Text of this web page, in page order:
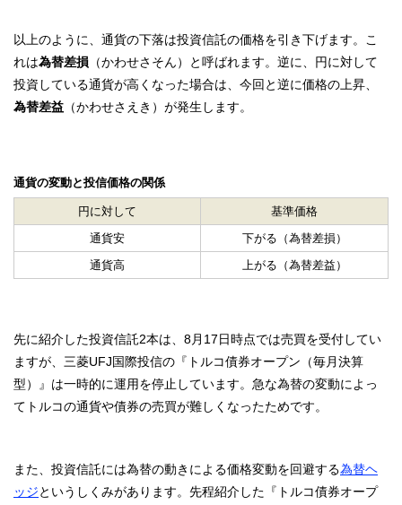
以上のように、通貨の下落は投資信託の価格を引き下げます。こ
れは為替差損 （かわせさそん）と呼ばれます。逆に、円に対して
投資している通貨が高くなった場合は、今回と逆に価格の上昇、
為替差益 （かわせさえき）が発生します。
通貨の変動と投信価格の関係
円に対して
基準価格
通貨安
下がる（為替差損）
通貨高
上がる（為替差益）
先に紹介した投資信託2本は、8月17日時点では売買を受付してい
ますが、三菱UFJ国際投信の『トルコ債券オープン（毎月決算
型）』は一時的に運用を停止しています。急な為替の変動によっ
てトルコの通貨や債券の売買が難しくなったためです。
また、投資信託には為替の動きによる価格変動を回避する為替ヘ
ッジというしくみがあります。先程紹介した『トルコ債券オープ